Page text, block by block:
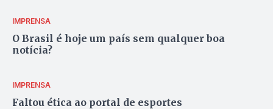
IMPRENSA
O Brasil é hoje um país sem qualquer boa
notícia?
IMPRENSA
Faltou ética ao portal de esportes